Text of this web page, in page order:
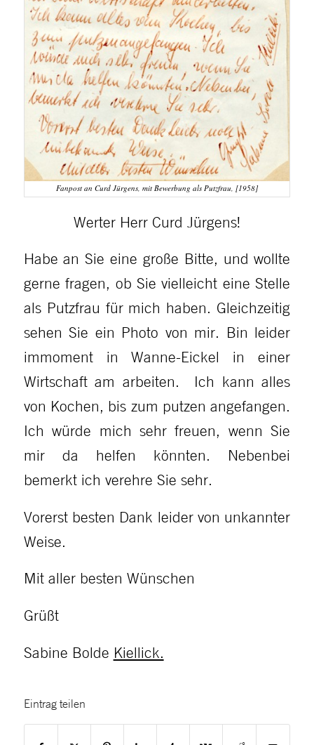
Fanpost an Curd Jürgens, mit Bewerbung als Putzfrau, [1958]
Werter Herr Curd Jürgens!
Habe an Sie eine große Bitte, und wollte
gerne fragen, ob Sie vielleicht eine Stelle
als Putzfrau für mich haben. Gleichzeitig
sehen Sie ein Photo von mir. Bin leider
immoment in Wanne-Eickel in einer
Wirtschaft am arbeiten. Ich kann alles
von Kochen, bis zum putzen angefangen.
Ich würde mich sehr freuen, wenn Sie
mir da helfen könnten. Nebenbei
bemerkt ich verehre Sie sehr.
Vorerst besten Dank leider von unkannter
Weise.
Mit aller besten Wünschen
Grüßt
Sabine Bolde Kiellick.
Eintrag teilen